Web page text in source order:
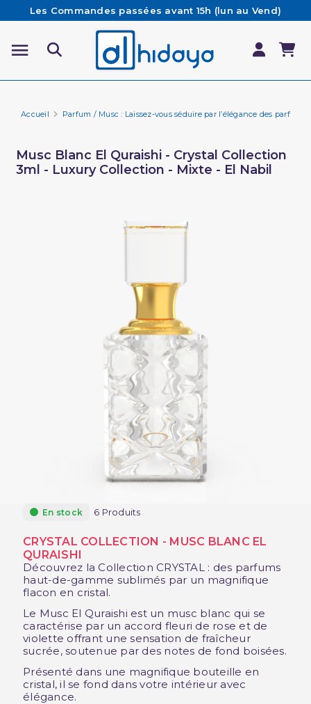
Les Commandes passées avant 15h (lun au Vend)
sont préparées et expédiées le jour même
Besoin d'aide ? Retrouvez notre FAQ
Livraison offerte à partir de 65€ d'achat*
Accueil Parfum / Musc : Laissez-vous séduire par l’élégance des parfums
Musc Blanc El Quraishi - Crystal Collection
3ml - Luxury Collection - Mixte - El Nabil
En stock 6 Produits
CRYSTAL COLLECTION - MUSC BLANC EL
QURAISHI
Découvrez la Collection CRYSTAL : des parfums
haut-de-gamme sublimés par un magnifique
flacon en cristal.
Le Musc El Quraishi est un musc blanc qui se
caractérise par un accord fleuri de rose et de
violette offrant une sensation de fraîcheur
sucrée, soutenue par des notes de fond boisées.
Présenté dans une magnifique bouteille en
cristal, il se fond dans votre intérieur avec
élégance.